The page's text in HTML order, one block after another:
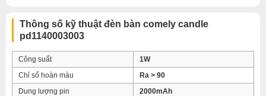
Thông số kỹ thuật đèn bàn comely candle
pd1140003003
Công suất
1W
Chỉ số hoàn màu
Ra > 90
Dung lượng pin
2000mAh